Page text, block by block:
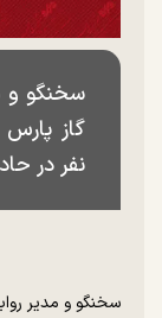
سخنگو و
گاز
نفر در
سخنگو و مدیر